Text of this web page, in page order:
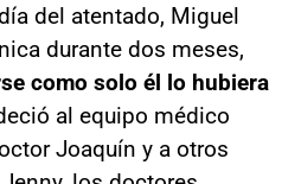
del atentado, Miguel
durante dos meses,
como solo él lo hubiera
al equipo médico
Joaquín y a otros